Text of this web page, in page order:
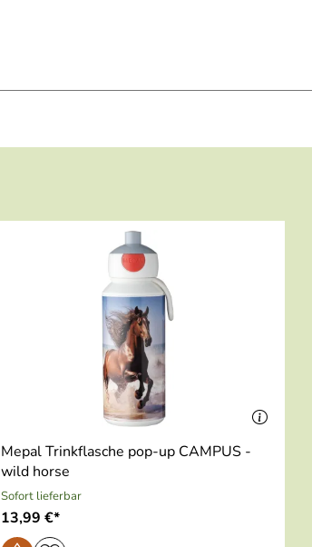
Mepal Trinkflasche pop-up CAMPUS -
wild horse
Sofort lieferbar
13,99 €*